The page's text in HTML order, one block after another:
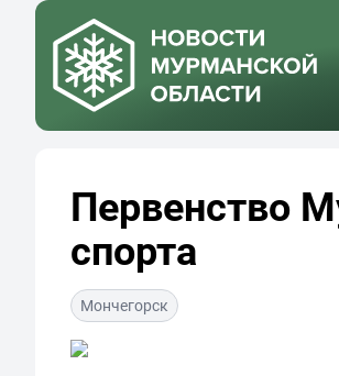
Первенство
спорта
Мончегорск